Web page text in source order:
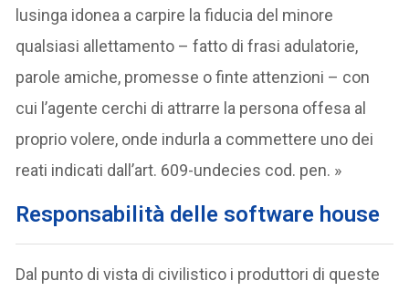
lusinga idonea a carpire la fiducia del minore
qualsiasi allettamento – fatto di frasi adulatorie,
parole amiche, promesse o finte attenzioni – con
cui l’agente cerchi di attrarre la persona offesa al
proprio volere, onde indurla a commettere uno dei
reati indicati dall’art. 609-undecies cod. pen. »
Responsabilità delle software house
Dal punto di vista di civilistico i produttori di queste